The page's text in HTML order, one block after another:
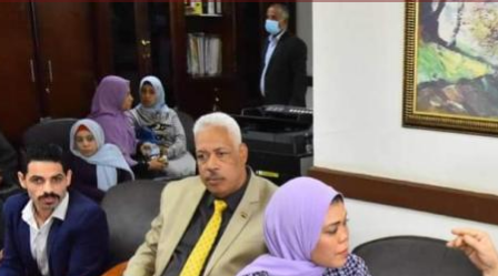
إلهام شرشر تكتب: دي مبقتش كورة..
دي سياسة
الكاتبة إلهام شرشر تهنئ الرئيس
السيسي بعيد ميلاده وتُشيد بجهوده